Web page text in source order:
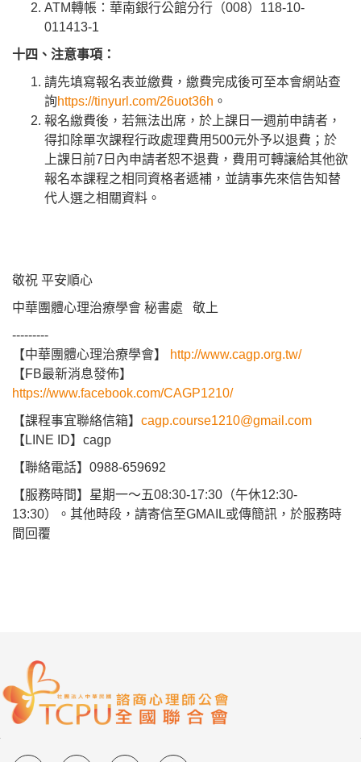
ATM轉帳：華南銀行公館分行（008）118-10-
011413-1
十四、 注意事項：
請先填寫報名表並繳費，繳費完成後可至本會網站查
詢https://tinyurl.com/26uot36h 。
報名繳費後，若無法出席，於上課日一週前申請者，
得扣除單次課程行政處理費用500元外予以退費；於
上課日前7日內申請者恕不退費，費用可轉讓給其他欲
報名本課程之相同資格者遞補，並請事先來信告知替
代人選之相關資料。
敬祝 平安順心
中華團體心理治療學會 秘書處 敬上
---------
【中華團體心理治療學會】
http://www.cagp.org.tw/
【FB最新消息發佈】
https://www.facebook.com/CAGP1210/
【課程事宜聯絡信箱】 cagp.course1210@gmail.com
【LINE ID】cagp
【聯絡電話】0988-659692
【服務時間】星期一～五08:30-17:30（午休12:30-
13:30）。其他時段，請寄信至GMAIL或傳簡訊，於服務時
間回覆